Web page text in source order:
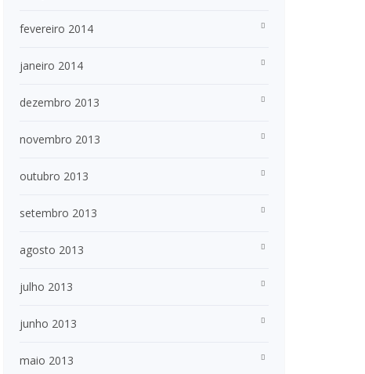
fevereiro 2014
janeiro 2014
dezembro 2013
novembro 2013
outubro 2013
setembro 2013
agosto 2013
julho 2013
junho 2013
maio 2013